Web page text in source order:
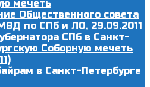
мечеть
Общественного совета
по СПб и ЛО, 29.09.2011
СПб в Санкт-
Соборную мечеть
в Санкт-Петербурге